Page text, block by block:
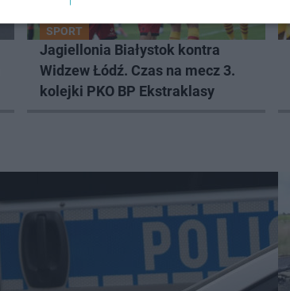
SPORT
Jagiellonia Białystok kontra
Widzew Łódź. Czas na mecz 3.
kolejki PKO BP Ekstraklasy